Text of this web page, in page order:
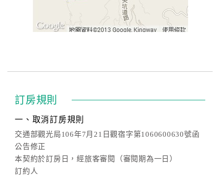
訂房規則
一、取消訂房規則
交通部觀光局106年7月21日觀宿字第1060600630號函
公告修正
本契約於訂房日，經旅客審閱（審閱期為一日）
訂約人